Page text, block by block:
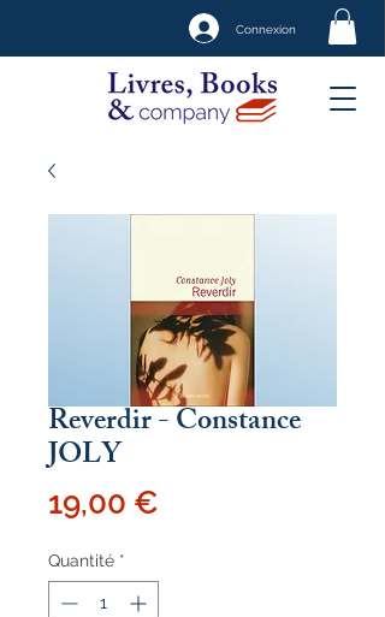
Connexion
Reverdir - Constance
JOLY
19,00 €
Quantité *